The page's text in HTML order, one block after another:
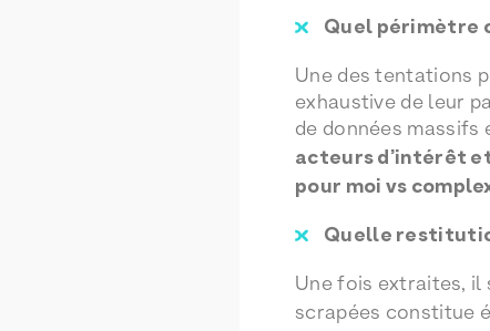
Quel périmètre
Une des tentations
exhaustive de leur
de données
acteurs d’intérêt
pour moi vs
Quelle
Une fois extraites, il
scrapées constitue